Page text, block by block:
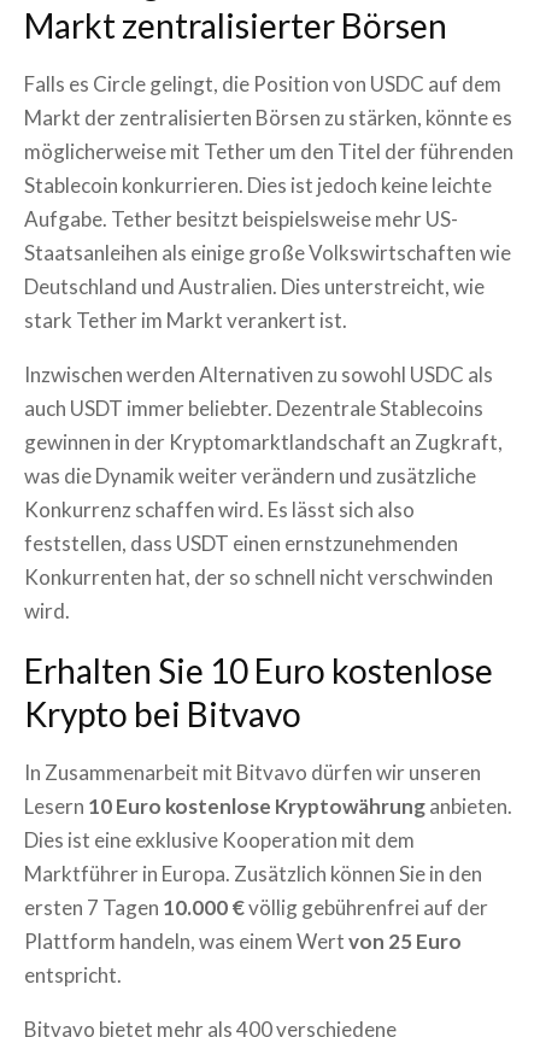
Markt zentralisierter Börsen
Falls es Circle gelingt, die Position von USDC auf dem
Markt der zentralisierten Börsen zu stärken, könnte es
möglicherweise mit Tether um den Titel der führenden
Stablecoin konkurrieren. Dies ist jedoch keine leichte
Aufgabe. Tether besitzt beispielsweise mehr US-
Staatsanleihen als einige große Volkswirtschaften wie
Deutschland und Australien. Dies unterstreicht, wie
stark Tether im Markt verankert ist.
Inzwischen werden Alternativen zu sowohl USDC als
auch USDT immer beliebter. Dezentrale Stablecoins
gewinnen in der Kryptomarktlandschaft an Zugkraft,
was die Dynamik weiter verändern und zusätzliche
Konkurrenz schaffen wird. Es lässt sich also
feststellen, dass USDT einen ernstzunehmenden
Konkurrenten hat, der so schnell nicht verschwinden
wird.
Erhalten Sie 10 Euro kostenlose
Krypto bei Bitvavo
In Zusammenarbeit mit Bitvavo dürfen wir unseren
Lesern 10 Euro kostenlose Kryptowährunganbieten.
Dies ist eine exklusive Kooperation mit dem
Marktführer in Europa. Zusätzlich können Sie in den
ersten 7 Tagen 10.000 €völlig gebührenfrei auf der
Plattform handeln, was einem Wertvon 25 Euro
entspricht.
Bitvavo bietet mehr als 400 verschiedene